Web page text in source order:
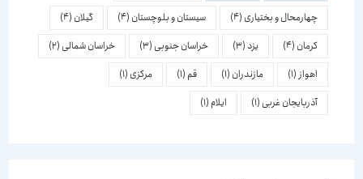
چهارمحال و بختیاری(4) سیستان و بلوچستان(4) گیلان(4)
کرمان(4)
(3) خراسان جنوبی(3) خراسان شمالی(2)
اهواز(1) مازندران(1)
(1) مرکزی(1)
آذربایجان غربی(1) ایلام(1)